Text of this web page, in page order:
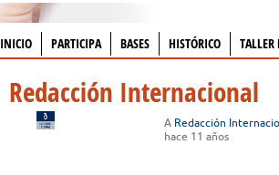
INICIO PARTICIPA BASES HISTÓRICO TALLER
Redacción Internacional
A Redacción
hace 11 años